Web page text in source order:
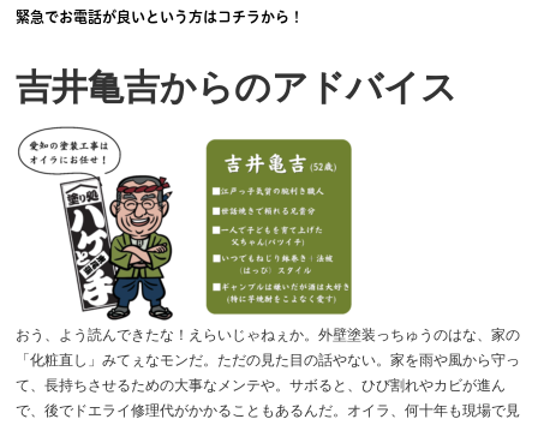
緊急でお電話が良いという方はコチラから！
吉井亀吉からのアドバイス
おう、よう読んできたな！えらいじゃねぇか。外壁塗装っちゅうのはな、家の
「化粧直し」みてぇなモンだ。ただの見た目の話やない。家を雨や風から守っ
て、長持ちさせるための大事なメンテや。サボると、ひび割れやカビが進ん
で、後でドエライ修理代がかかることもあるんだ。オイラ、何十年も現場で見